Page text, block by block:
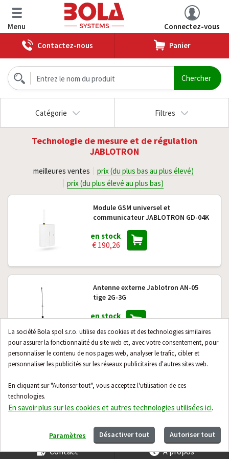
La société Bola spol s.r.o. utilise des cookies et des technologies similaires
pour assurer la fonctionnalité du site web et, avec votre consentement, pour
personnaliser le contenu de nos pages web, analyser le trafic, cibler et
personnaliser les publicités sur les réseaux publicitaires d'autres sites web.
En cliquant sur "Autoriser tout", vous acceptez l'utilisation de ces
technologies.
En savoir plus sur les cookies et autres technologies utilisées ici.
Paramètres Désactiver tout Autoriser tout
Menu
Connectez-vous
Contactez-nous
Panier
Catégorie Filtres
Technologie de mesure et de régulation
JABLOTRON
meilleures ventes
prix (du plus bas au plus élevé)
prix (du plus élevé au plus bas)
Module GSM universel et
communicateur JABLOTRON GD-04K
en stock
€ 190,26
Antenne externe Jablotron AN-05
tige 2G-3G
en stock
GD-04A
€ 35,90
Contact À propos